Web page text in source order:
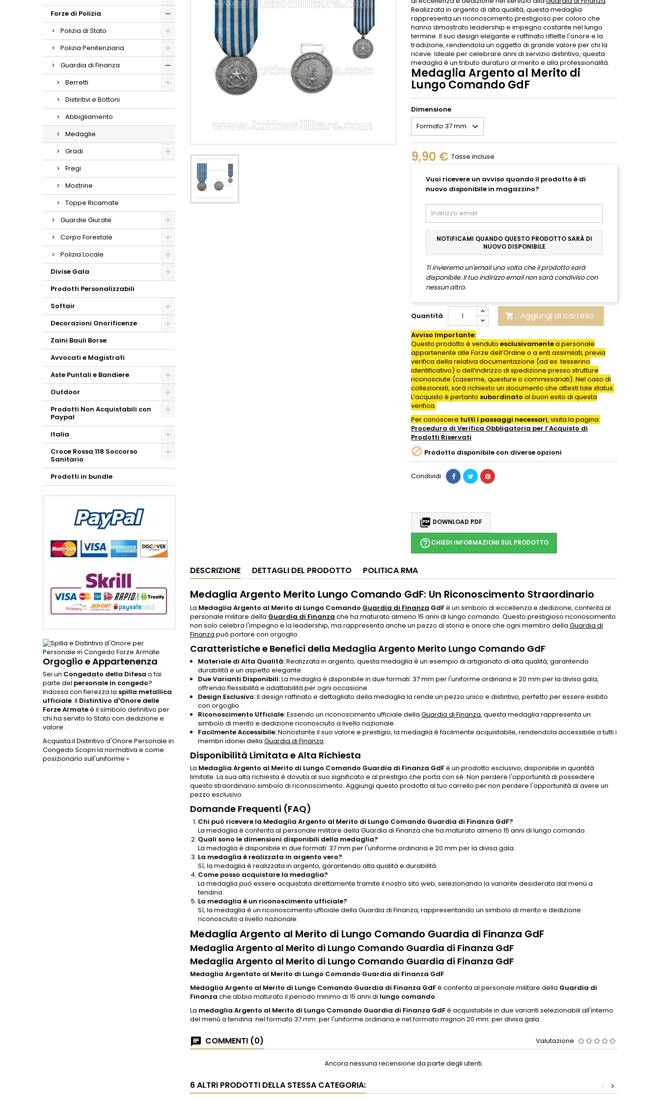
Forze di Polizia
Polizia di Stato
Polizia Penitenziaria
Guardia di Finanza
Berretti
Distintivi e Bottoni
Abbigliamento
Medaglie
Gradi
Fregi
Mostrine
Toppe Ricamate
Guardie Giurate
Corpo Forestale
Polizia Locale
Divise Gala
Prodotti Personalizzabili
Softair
Decorazioni Onorificenze
Zaini Bauli Borse
Avvocati e Magistrati
Aste Puntali e Bandiere
Outdoor
Prodotti Non Acquistabili con
Paypal
Italia
Croce Rossa 118 Soccorso
Sanitario
Prodotti in bundle
Orgoglio e Appartenenza
Sei un Congedato della Difesa o fai
parte del personale in congedo?
Indossa con fierezza la spilla metallica
ufficiale. Il Distintivo d'Onore delle
Forze Armateè il simbolo definitivo per
chi ha servito lo Stato con dedizione e
valore.
Acquista il Distintivo d'Onore Personale in
Congedo Scopri la normativa e come
posizionarlo sull'uniforme »
Realizzata in argento di alta qualità, questa medaglia
rappresenta un riconoscimento prestigioso per coloro che
hanno dimostrato leadership e impegno costante nel lungo
termine. Il suo design elegante e raffinato riflette l'onore e la
tradizione, rendendola un oggetto di grande valore per chi la
riceve. Ideale per celebrare anni di servizio distintivo, questa
medaglia è un tributo duraturo al merito e alla professionalità.
Medaglia Argento al Merito di
Lungo Comando GdF
Dimensione
9,90 € Tasse incluse
Vuoi ricevere un avviso quando il prodotto è di
nuovo disponibile in magazzino?
NOTIFICAMI QUANDO QUESTO PRODOTTO SARÀ DI
NUOVO DISPONIBILE
Ti invieremo un'email una volta che il prodotto sarà
disponibile. Il tuo indirizzo email non sarà condiviso con
nessun altro.
Quantità  Aggiungi al carrello
Avviso Importante:
Questo prodotto è venduto esclusivamentea personale
appartenente alle Forze dell’Ordine o a enti assimilati, previa
verifica della relativa documentazione (ad es. tesserino
identificativo) o dell’indirizzo di spedizione presso strutture
riconosciute (caserme, questure o commissariati). Nel caso di
collezionisti, sarà richiesto un documento che attesti tale status.
L’acquisto è pertanto subordinato al buon esito di questa
verifica.
Per conoscere tutti i passaggi necessari, visita la pagina:
Procedura di Verifica Obbligatoria per l’Acquisto di
Prodotti Riservati
 Prodotto disponibile con diverse opzioni
Condividi
 DOWNLOAD PDF
help_outlineCHIEDI INFORMAZIONI SUL PRODOTTO
DESCRIZIONE DETTAGLI DEL PRODOTTO POLITICA RMA
Medaglia Argento Merito Lungo Comando GdF: Un Riconoscimento Straordinario
La Medaglia Argento al Merito di Lungo Comando Guardia di Finanza GdFè un simbolo di eccellenza e dedizione, conferita al
personale militare della Guardia di Finanza che ha maturato almeno 15 anni di lungo comando. Questo prestigioso riconoscimento
non solo celebra l'impegno e la leadership, ma rappresenta anche un pezzo di storia e onore che ogni membro della Guardia di
Finanza può portare con orgoglio.
Caratteristiche e Benefici della Medaglia Argento Merito Lungo Comando GdF
Materiale di Alta Qualità:Realizzata in argento, questa medaglia è un esempio di artigianato di alta qualità, garantendo
durabilità e un aspetto elegante.
Due Varianti Disponibili:La medaglia è disponibile in due formati: 37 mm per l'uniforme ordinaria e 20 mm per la divisa gala,
offrendo flessibilità e adattabilità per ogni occasione.
Design Esclusivo:Il design raffinato e dettagliato della medaglia la rende un pezzo unico e distintivo, perfetto per essere esibito
con orgoglio.
Riconoscimento Ufficiale:Essendo un riconoscimento ufficiale della Guardia di Finanza, questa medaglia rappresenta un
simbolo di merito e dedizione riconosciuto a livello nazionale.
Facilmente Accessibile:Nonostante il suo valore e prestigio, la medaglia è facilmente acquistabile, rendendola accessibile a tutti i
membri idonei della Guardia di Finanza.
Disponibilità Limitata e Alta Richiesta
La Medaglia Argento al Merito di Lungo Comando Guardia di Finanza GdFè un prodotto esclusivo, disponibile in quantità
limitate. La sua alta richiesta è dovuta al suo significato e al prestigio che porta con sé. Non perdere l'opportunità di possedere
questo straordinario simbolo di riconoscimento. Aggiungi questo prodotto al tuo carrello per non perdere l'opportunità di avere un
pezzo esclusivo.
Domande Frequenti (FAQ)
Chi può ricevere la Medaglia Argento al Merito di Lungo Comando Guardia di Finanza GdF?
La medaglia è conferita al personale militare della Guardia di Finanza che ha maturato almeno 15 anni di lungo comando.
Quali sono le dimensioni disponibili della medaglia?
La medaglia è disponibile in due formati: 37 mm per l'uniforme ordinaria e 20 mm per la divisa gala.
La medaglia è realizzata in argento vero?
Sì, la medaglia è realizzata in argento, garantendo alta qualità e durabilità.
Come posso acquistare la medaglia?
La medaglia può essere acquistata direttamente tramite il nostro sito web, selezionando la variante desiderata dal menù a
tendina.
La medaglia è un riconoscimento ufficiale?
Sì, la medaglia è un riconoscimento ufficiale della Guardia di Finanza, rappresentando un simbolo di merito e dedizione
riconosciuto a livello nazionale.
Medaglia Argento al Merito di Lungo Comando Guardia di Finanza GdF
Medaglia Argento al Merito di Lungo Comando Guardia di Finanza GdF
Medaglia Argento al Merito di Lungo Comando Guardia di Finanza GdF
Medaglia Argentato al Merito di Lungo Comando Guardia di Finanza GdF
Medaglia Argento al Merito di Lungo Comando Guardia di Finanza GdFè conferita al personale militare della Guardia di
Finanza che abbia maturato il periodo minimo di 15 anni di lungo comando.
La medaglia Argento al Merito di Lungo Comando Guardia di Finanza GdFè acquistabile in due varianti selezionabili all'interno
del menù a tendina: nel formato 37 mm. per l'uniforme ordinaria e nel formato mignon 20 mm. per divisa gala.
COMMENTI (0) Valutazione
Ancora nessuna recensione da parte degli utenti.
6 ALTRI PRODOTTI DELLA STESSA CATEGORIA: >
<